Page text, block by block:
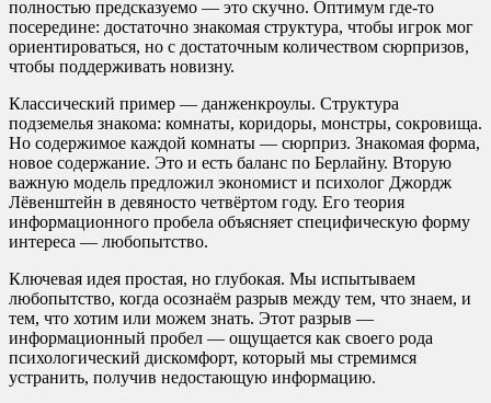
полностью предсказуемо — это скучно. Оптимум где-то
посередине: достаточно знакомая структура, чтобы игрок мог
ориентироваться, но с достаточным количеством сюрпризов,
чтобы поддерживать новизну.
Классический пример — данженкроулы. Структура
подземелья знакома: комнаты, коридоры, монстры, сокровища.
Но содержимое каждой комнаты — сюрприз. Знакомая форма,
новое содержание. Это и есть баланс по Берлайну. Вторую
важную модель предложил экономист и психолог Джордж
Лёвенштейн в девяносто четвёртом году. Его теория
информационного пробела объясняет специфическую форму
интереса — любопытство.
Ключевая идея простая, но глубокая. Мы испытываем
любопытство, когда осознаём разрыв между тем, что знаем, и
тем, что хотим или можем знать. Этот разрыв —
информационный пробел — ощущается как своего рода
психологический дискомфорт, который мы стремимся
устранить, получив недостающую информацию.